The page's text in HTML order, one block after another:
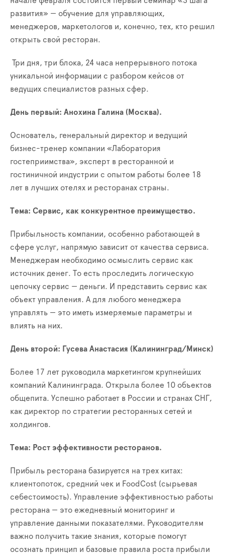
развития» — обучение для управляющих,
менеджеров, маркетологов и, конечно, тех, кто решил
открыть свой ресторан.
Три дня, три блока, 24 часа непрерывного потока
уникальной информации с разбором кейсов от
ведущих специалистов разных сфер.
День первый: Анохина Галина (Москва).
Основатель, генеральный директор и ведущий
бизнес-тренер компании «Лаборатория
гостеприимства», эксперт в ресторанной и
гостиничной индустрии с опытом работы более 18
лет в лучших отелях и ресторанах страны.
Тема: Сервис, как конкурентное преимущество.
Прибыльность компании, особенно работающей в
сфере услуг, напрямую зависит от качества сервиса.
Менеджерам необходимо осмыслить сервис как
источник денег. То есть проследить логическую
цепочку сервис — деньги. И представить сервис как
объект управления. А для любого менеджера
управлять — это иметь измеряемые параметры и
влиять на них.
День второй: Гусева Анастасия (Калининград/Минск)
Более 17 лет руководила маркетингом крупнейших
компаний Калининграда. Открыла более 10 объектов
общепита. Успешно работает в России и странах СНГ,
как директор по стратегии ресторанных сетей и
холдингов.
Тема: Рост эффективности ресторанов.
Прибыль ресторана базируется на трех китах:
клиентопоток, средний чек и FoodCost (сырьевая
себестоимость). Управление эффективностью работы
ресторана — это ежедневный мониторинг и
управление данными показателями. Руководителям
важно получить такие знания, которые помогут
осознать принцип и базовые правила роста прибыли